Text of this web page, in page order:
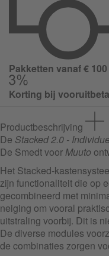
Pakketten vanaf €
Korting bij
Productbeschrijving
De Stacked 2.0 -
De Smedt voorMuuto
Het Stacked-
zijn functionaliteit die op
gecombineerd met
neiging om vooral
uitstraling voorbij. Dit is
De diverse modules
de combinaties zorgen